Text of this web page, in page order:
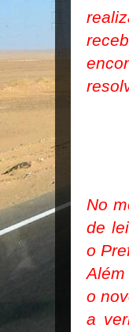
No
de
o
o
a